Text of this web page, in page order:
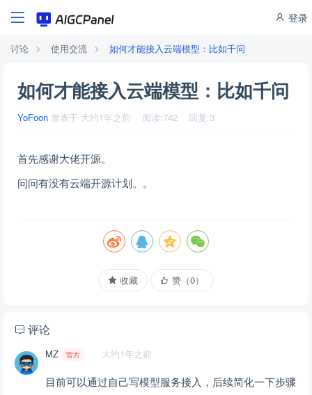
登录
讨论 使用交流 如何才能接入云端模型：比如千问
如何才能接入云端模型：比如千问
YoFoon 发表于 大约1年之前 阅读:742 回复:3
首先感谢大佬开源。
问问有没有云端开源计划。。
收藏 赞（0）
评论
MZ 官方 大约1年之前
目前可以通过自己写模型服务接入，后续简化一下步骤